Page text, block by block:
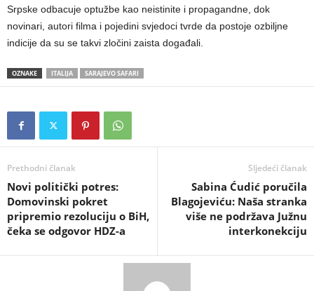
Srpske odbacuje optužbe kao neistinite i propagandne, dok
novinari, autori filma i pojedini svjedoci tvrde da postoje ozbiljne
indicije da su se takvi zločini zaista događali.
OZNAKE ITALIJA SARAJEVO SAFARI
Prethodni članak
​Novi politički potres:
Domovinski pokret
pripremio rezoluciju o BiH,
čeka se odgovor HDZ-a
Sljedeći članak
Sabina Ćudić poručila
Blagojeviću: Naša stranka
više ne podržava Južnu
interkonekciju